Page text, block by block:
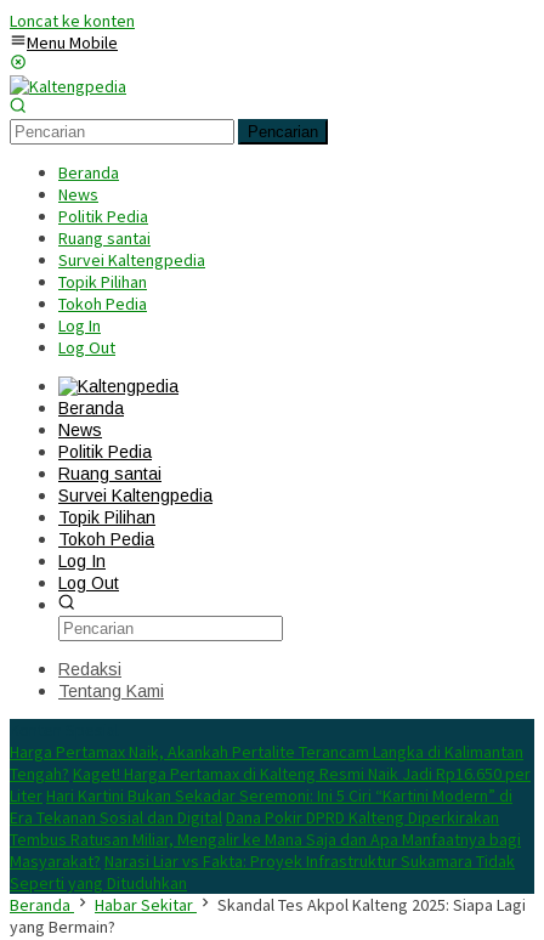
Loncat ke konten
Menu Mobile
Pencarian
Beranda
News
Politik Pedia
Ruang santai
Survei Kaltengpedia
Topik Pilihan
Tokoh Pedia
Log In
Log Out
Beranda
News
Politik Pedia
Ruang santai
Survei Kaltengpedia
Topik Pilihan
Tokoh Pedia
Log In
Log Out
Redaksi
Tentang Kami
Harga Pertamax Naik, Akankah Pertalite Terancam Langka di Kalimantan
Tengah? Kaget! Harga Pertamax di Kalteng Resmi Naik Jadi Rp16.650 per
Liter Hari Kartini Bukan Sekadar Seremoni: Ini 5 Ciri “Kartini Modern” di
Era Tekanan Sosial dan Digital Dana Pokir DPRD Kalteng Diperkirakan
Tembus Ratusan Miliar, Mengalir ke Mana Saja dan Apa Manfaatnya bagi
Masyarakat? Narasi Liar vs Fakta: Proyek Infrastruktur Sukamara Tidak
Seperti yang Dituduhkan
Beranda
Habar Sekitar
Skandal Tes Akpol Kalteng 2025: Siapa Lagi
yang Bermain?